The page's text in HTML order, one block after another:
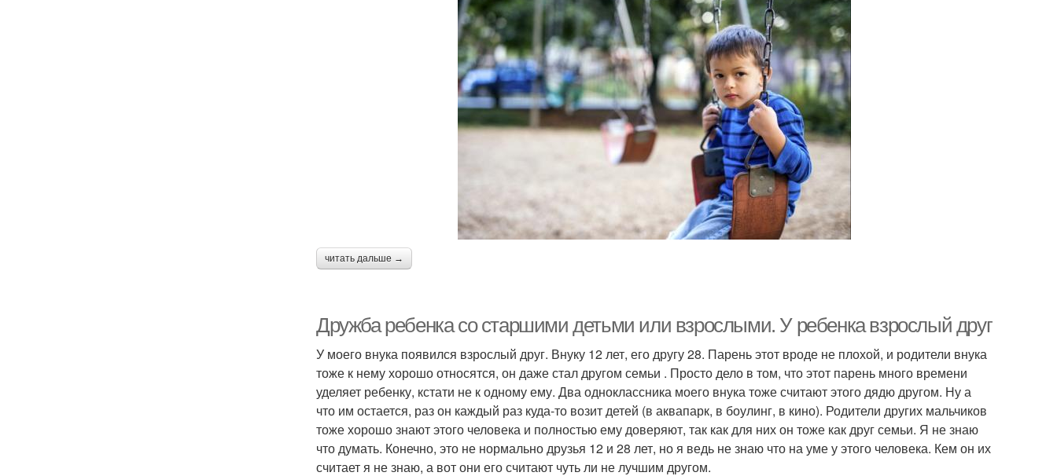
читать дальше →
Дружба ребенка со старшими детьми или взрослыми. У ребенка взрослый друг
У моего внука появился взрослый друг. Внуку 12 лет, его другу 28. Парень этот вроде не плохой, и родители внука
тоже к нему хорошо относятся, он даже стал другом семьи . Просто дело в том, что этот парень много времени
уделяет ребенку, кстати не к одному ему. Два одноклассника моего внука тоже считают этого дядю другом. Ну а
что им остается, раз он каждый раз куда-то возит детей (в аквапарк, в боулинг, в кино). Родители других мальчиков
тоже хорошо знают этого человека и полностью ему доверяют, так как для них он тоже как друг семьи. Я не знаю
что думать. Конечно, это не нормально друзья 12 и 28 лет, но я ведь не знаю что на уме у этого человека. Кем он их
считает я не знаю, а вот они его считают чуть ли не лучшим другом.